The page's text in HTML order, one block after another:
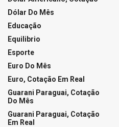
Dólar Do Mês
Educação
Equilibrio
Esporte
Euro Do Mês
Euro, Cotação Em Real
Guarani Paraguai, Cotação
Do Mês
Guarani Paraguai, Cotação
Em Real